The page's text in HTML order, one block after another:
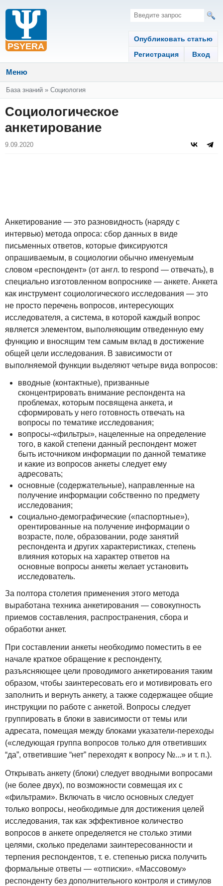
Опубликовать статью
Регистрация
Вход
Меню
Вы здесь
База знаний » Социология
Социологическое
анкетирование
9.09.2020
Анкетирование — это разновидность (наряду с
интервью) метода опроса: сбор данных в виде
письменных ответов, которые фиксируются
опрашиваемым, в социологии обычно именуемым
словом «респондент» (от англ. to respond — отвечать), в
специально изготовленном вопроснике — анкете. Анкета
как инструмент социологического исследования — это
не просто перечень вопросов, интересующих
исследователя, а система, в которой каждый вопрос
является элементом, выполняющим отведенную ему
функцию и вносящим тем самым вклад в достижение
общей цели исследования. В зависимости от
выполняемой функции выделяют четыре вида вопросов:
вводные (контактные), призванные
сконцентрировать внимание респондента на
проблемах, которым посвящена анкета, и
сформировать у него готовность отвечать на
вопросы по тематике исследования;
вопросы-«фильтры», нацеленные на определение
того, в какой степени данный респондент может
быть источником информации по данной тематике
и какие из вопросов анкеты следует ему
адресовать;
основные (содержательные), направленные на
получение информации собственно по предмету
исследования;
социально-демографические («паспортные»),
орентированные на получение информации о
возрасте, поле, образовании, роде занятий
респондента и других характеристиках, степень
влияния которых на характер ответов на
основные вопросы анкеты желает установить
исследователь.
За полтора столетия применения этого метода
выработана техника анкетирования — совокупность
приемов составления, распространения, сбора и
обработки анкет.
При составлении анкеты необходимо поместить в ее
начале краткое обращение к респонденту,
разъясняющее цели проводимого анкетирования таким
образом, чтобы заинтересовать его и мотивировать его
заполнить и вернуть анкету, а также содержащее общие
инструкции по работе с анкетой. Вопросы следует
группировать в блоки в зависимости от темы или
адресата, помещая между блоками указатели-переходы
(«следующая группа вопросов только для ответивших
“да”, ответившие “нет” переходят к вопросу №...» и т. п.).
Открывать анкету (блоки) следует вводными вопросами
(не более двух), по возможности совмещая их с
«фильтрами». Включать в число основных следует
только вопросы, необходимые для достижения целей
исследования, так как эффективное количество
вопросов в анкете определяется не столько этими
целями, сколько пределами заинтересованности и
терпения респондентов, т. е. степенью риска получить
формальные ответы — «отписки». «Массовому»
респонденту без дополнительного контроля и стимулов